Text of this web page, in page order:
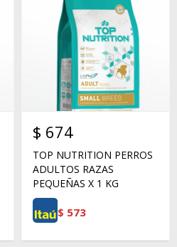
$ 674
TOP NUTRITION PERROS
ADULTOS RAZAS
PEQUEÑAS X 1 KG
$ 573